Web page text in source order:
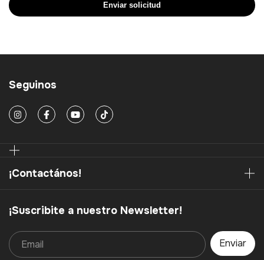
Enviar solicitud
Seguinos
¡Contactános!
¡Suscribite a nuestro Newsletter!